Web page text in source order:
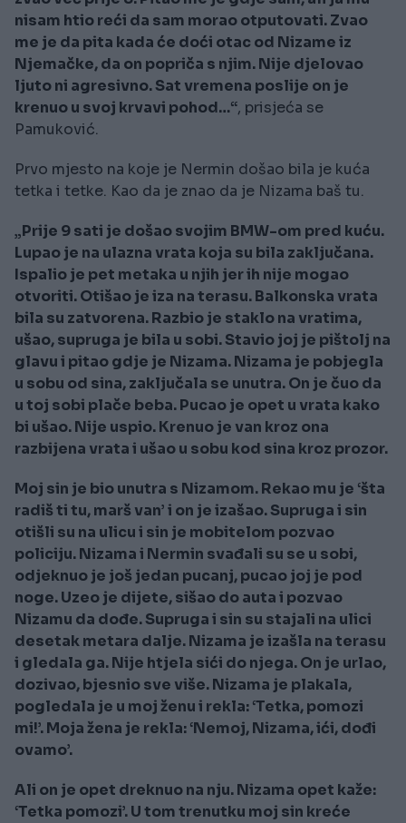
nisam htio reći da sam morao otputovati. Zvao
me je da pita kada će doći otac od Nizame iz
Njemačke, da on popriča s njim. Nije djelovao
ljuto ni agresivno. Sat vremena poslije on je
krenuo u svoj krvavi pohod…“, prisjeća se
Pamuković.
Prvo mjesto na koje je Nermin došao bila je kuća
tetka i tetke. Kao da je znao da je Nizama baš tu.
„Prije 9 sati je došao svojim BMW-om pred kuću.
Lupao je na ulazna vrata koja su bila zaključana.
Ispalio je pet metaka u njih jer ih nije mogao
otvoriti. Otišao je iza na terasu. Balkonska vrata
bila su zatvorena. Razbio je staklo na vratima,
ušao, supruga je bila u sobi. Stavio joj je pištolj na
glavu i pitao gdje je Nizama. Nizama je pobjegla
u sobu od sina, zaključala se unutra. On je čuo da
u toj sobi plače beba. Pucao je opet u vrata kako
bi ušao. Nije uspio. Krenuo je van kroz ona
razbijena vrata i ušao u sobu kod sina kroz prozor.
Moj sin je bio unutra s Nizamom. Rekao mu je ‘šta
radiš ti tu, marš van’ i on je izašao. Supruga i sin
otišli su na ulicu i sin je mobitelom pozvao
policiju. Nizama i Nermin svađali su se u sobi,
odjeknuo je još jedan pucanj, pucao joj je pod
noge. Uzeo je dijete, sišao do auta i pozvao
Nizamu da dođe. Supruga i sin su stajali na ulici
desetak metara dalje. Nizama je izašla na terasu
i gledala ga. Nije htjela sići do njega. On je urlao,
dozivao, bjesnio sve više. Nizama je plakala,
pogledala je u moj ženu i rekla: ‘Tetka, pomozi
mi!’. Moja žena je rekla: ‘Nemoj, Nizama, ići, dođi
ovamo’.
Ali on je opet dreknuo na nju. Nizama opet kaže:
‘Tetka pomozi’. U tom trenutku moj sin kreće